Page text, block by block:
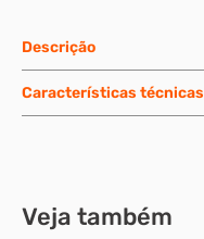
Descrição
Características técnicas
Veja também